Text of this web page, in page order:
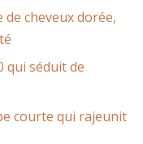
de cheveux dorée,
qui séduit de
courte qui rajeunit